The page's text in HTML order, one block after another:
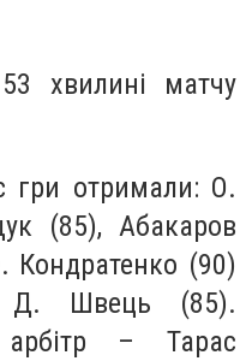
хвилині матчу
гри отримали: О.
(85), Абакаров
(90)
Д. Швець (85).
арбітр – Тарас